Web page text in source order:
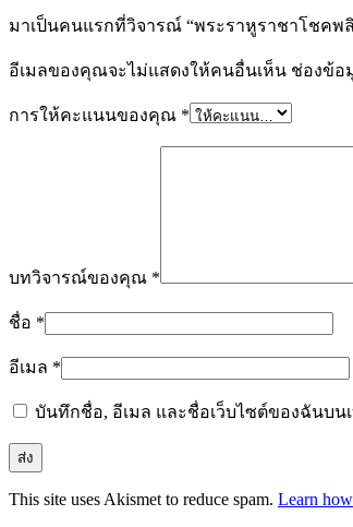
มาเป็นคนแรกที่วิจารณ์ “พระราหูราชาโชค
อีเมลของคุณจะไม่แสดงให้คนอื่นเห็น ช่องข้อ
การให้คะแนนของคุณ *
บทวิจารณ์ของคุณ *
ชื่อ *
อีเมล *
บันทึกชื่อ, อีเมล และชื่อเว็บไซต์ของฉันบน
This site uses Akismet to reduce spam. Learn